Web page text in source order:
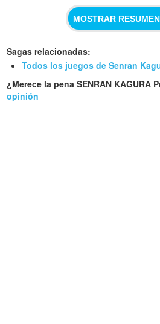
MOSTRAR
Sagas relacionadas:
Todos los juegos de Senran
¿Merece la pena SENRAN KAGURA
opinión